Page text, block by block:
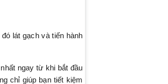
lát gạch và tiến hành
ngay từ khi bắt đầu
chỉ giúp bạn tiết kiệm